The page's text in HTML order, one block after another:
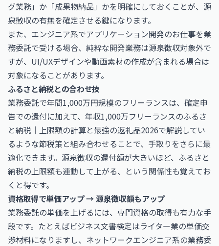
グ業務」か「成果物納品」かを明確にしておくことが、源
泉徴収の有無を確定させる鍵になります。
また、エンジニア系でアプリケーション開発のお仕事を業
務委託で受ける場合、純粋な開発業務は源泉徴収対象外で
すが、UI/UXデザインや動画素材の作成が含まれる場合は
対象になることがあります。
ふるさと納税との合わせ技
業務委託で年間1,000万円規模のフリーランスは、確定申
告での還付に加えて、 年収1,000万フリーランスのふるさ
と納税｜上限額の計算と最強の返礼品2026で解説してい
るような節税策と組み合わせることで、手取りをさらに最
適化できます。源泉徴収の還付額が大きいほど、ふるさと
納税の上限額も連動して上がる、という関係性も覚えてお
くと得です。
資格取得で単価アップ → 源泉徴収額もアップ
業務委託の単価を上げるには、専門資格の取得も有力な手
段です。たとえばビジネス文書検定はライター業の単価交
渉材料になりますし、ネットワークエンジニア系の業務委